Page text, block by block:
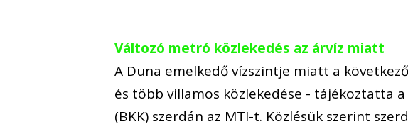
Változó metró közlekedés az árvíz miatt
A Duna emelkedő vízszintje miatt a
és több villamos közlekedése - tájékoztatta
(BKK) szerdán az MTI-t. Közlésük szerint